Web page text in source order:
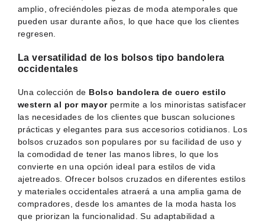
amplio, ofreciéndoles piezas de moda atemporales que
pueden usar durante años, lo que hace que los clientes
regresen.
La versatilidad de los bolsos tipo bandolera
occidentales
Una colección de Bolso bandolera de cuero estilo
western al por mayorpermite a los minoristas satisfacer
las necesidades de los clientes que buscan soluciones
prácticas y elegantes para sus accesorios cotidianos. Los
bolsos cruzados son populares por su facilidad de uso y
la comodidad de tener las manos libres, lo que los
convierte en una opción ideal para estilos de vida
ajetreados. Ofrecer bolsos cruzados en diferentes estilos
y materiales occidentales atraerá a una amplia gama de
compradores, desde los amantes de la moda hasta los
que priorizan la funcionalidad. Su adaptabilidad a